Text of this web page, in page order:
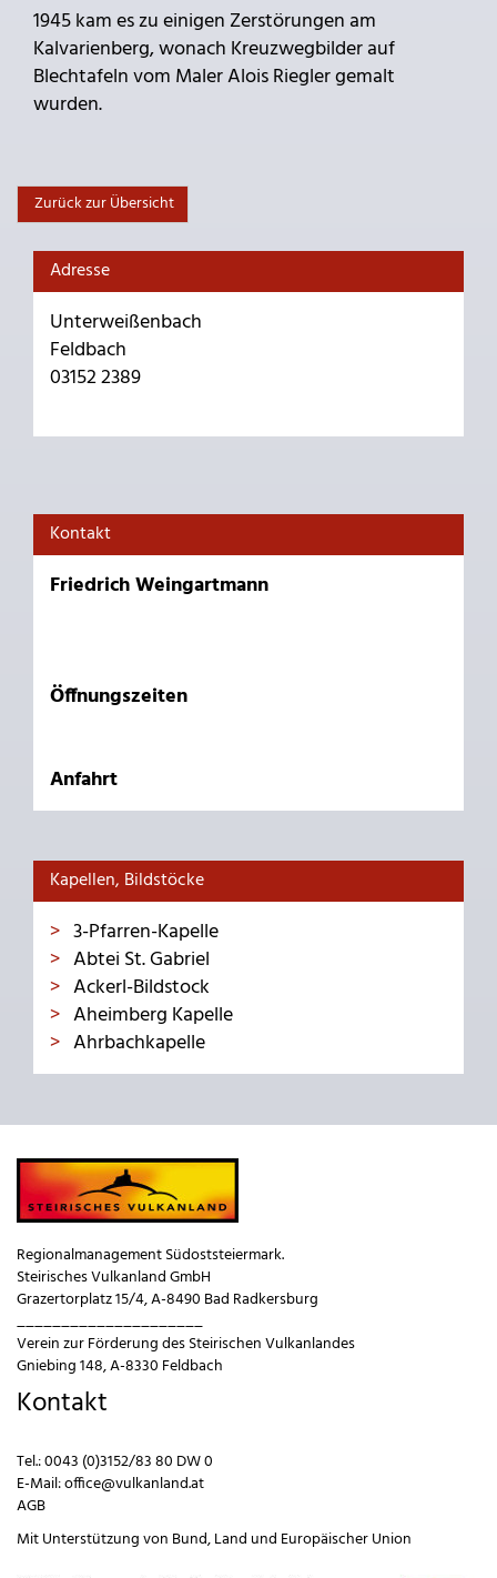
1945 kam es zu einigen Zerstörungen am
Kalvarienberg, wonach Kreuzwegbilder auf
Blechtafeln vom Maler Alois Riegler gemalt
wurden.
Zurück zur Übersicht
Adresse
Unterweißenbach
Feldbach
03152 2389
Kontakt
Friedrich Weingartmann
Öffnungszeiten
Anfahrt
Kapellen, Bildstöcke
3-Pfarren-Kapelle
Abtei St. Gabriel
Ackerl-Bildstock
Aheimberg Kapelle
Ahrbachkapelle
Regionalmanagement Südoststeiermark.
Steirisches Vulkanland GmbH
Grazertorplatz 15/4, A-8490 Bad Radkersburg
_____________________
Verein zur Förderung des Steirischen Vulkanlandes
Gniebing 148, A-8330 Feldbach
Kontakt
Tel.:0043 (0)3152/83 80 DW 0
E-Mail:office@vulkanland.at
AGB
Mit Unterstützung von Bund,Land und Europäischer Union